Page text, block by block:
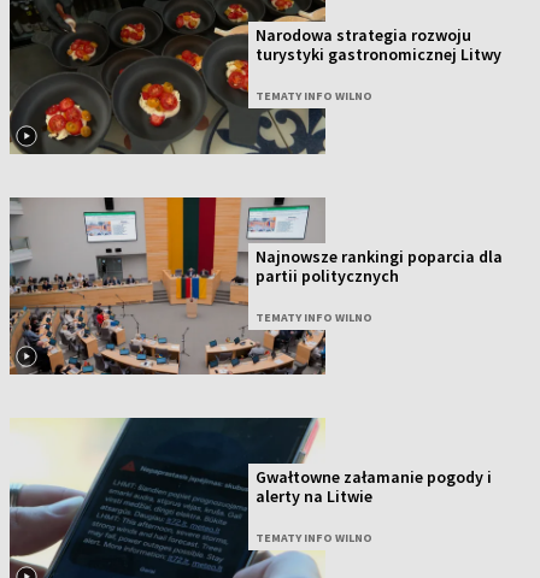
Narodowa strategia rozwoju
turystyki gastronomicznej Litwy
TEMATY INFO WILNO
Najnowsze rankingi poparcia dla
partii politycznych
TEMATY INFO WILNO
Gwałtowne załamanie pogody i
alerty na Litwie
TEMATY INFO WILNO